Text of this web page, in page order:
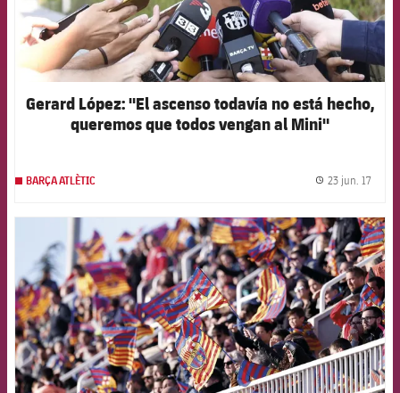
Gerard López: "El ascenso todavía no está hecho,
queremos que todos vengan al Mini"
BARÇA ATLÈTIC 23 jun. 17
FCB Barcelona badge